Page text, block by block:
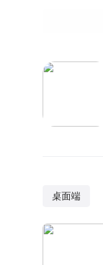
桌面端